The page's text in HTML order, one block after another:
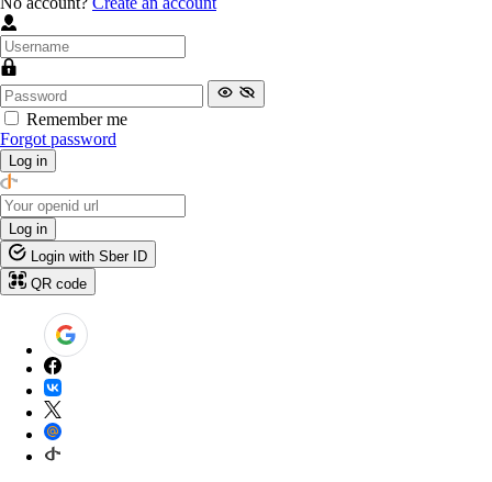
Remember me
Forgot password
Log in
Log in
Login with Sber ID
QR code